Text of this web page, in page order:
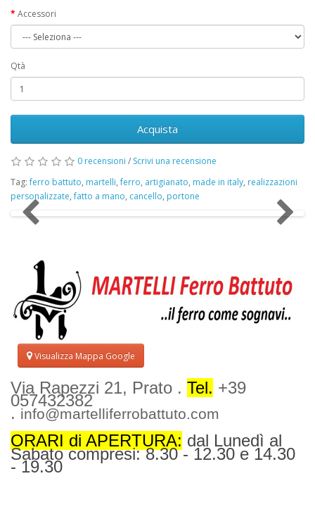
Accessori
Qtà
Acquista
0 recensioni / Scrivi una recensione
Tag:ferro battuto, martelli,ferro, artigianato, made in italy, realizzazioni
personalizzate,fatto a mano, cancello, portone
Visualizza Mappa Google
Via Rapezzi 21, Prato . Tel. +39
057432382
. info@martelliferrobattuto.com
ORARI di APERTURA: dal Lunedì al
Sabato compresi: 8.30 - 12.30 e 14.30
- 19.30